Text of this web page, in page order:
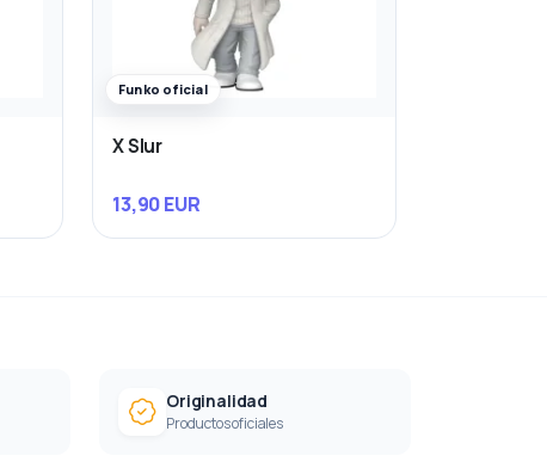
Funko oficial
X Slur
13,90 EUR
Originalidad
Productos oficiales